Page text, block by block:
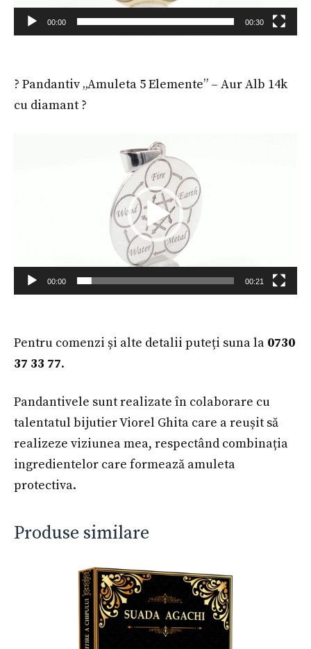
00:00 00:30
? Pandantiv „Amuleta 5 Elemente” – Aur Alb 14k
cu diamant ?
00:00 00:21
Pentru comenzi și alte detalii puteți suna la 0730
37 33 77.
Pandantivele sunt realizate în colaborare cu
talentatul bijutier Viorel Ghita care a reușit să
realizeze viziunea mea, respectând combinația
ingredientelor care formează amuleta
protectiva.
Produse similare